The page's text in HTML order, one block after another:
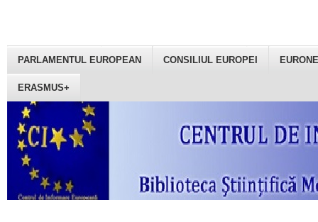
PARLAMENTUL EUROPEAN CONSILIUL EUROPEI
ERASMUS+